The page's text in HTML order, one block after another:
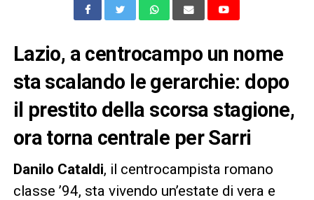
Lazio, a centrocampo un nome
sta scalando le gerarchie: dopo
il prestito della scorsa stagione,
ora torna centrale per Sarri
Danilo Cataldi, il centrocampista romano
classe ’94, sta vivendo un’estate di vera e